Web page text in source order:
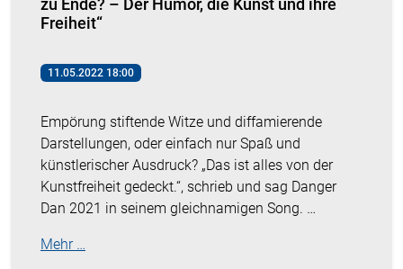
zu Ende? – Der Humor, die Kunst und ihre
Freiheit“
11.05.2022 18:00
Empörung stiftende Witze und diffamierende
Darstellungen, oder einfach nur Spaß und
künstlerischer Ausdruck? „Das ist alles von der
Kunstfreiheit gedeckt.“, schrieb und sag Danger
Dan 2021 in seinem gleichnamigen Song. …
Mehr …